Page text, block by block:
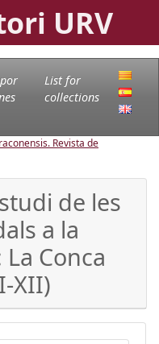
URV
List for
collections
Revista de
de les
a la
Conca
XII)